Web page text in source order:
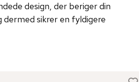
design, der beriger din
sikrer en fyldigere